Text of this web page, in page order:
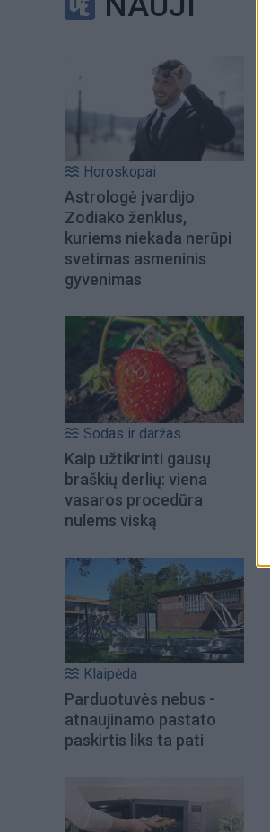
Horoskopai
Astrologė įvardijo
Zodiako ženklus,
kuriems niekada nerūpi
svetimas asmeninis
gyvenimas
Sodas ir daržas
Kaip užtikrinti gausų
braškių derlių: viena
vasaros procedūra
nulems viską
Klaipėda
Parduotuvės nebus -
atnaujinamo pastato
paskirtis liks ta pati